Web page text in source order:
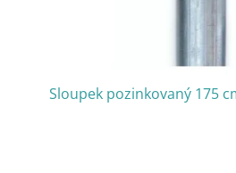
Sloupek pozinkovaný 175